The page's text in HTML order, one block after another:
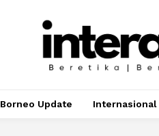
Borneo Update Internasional